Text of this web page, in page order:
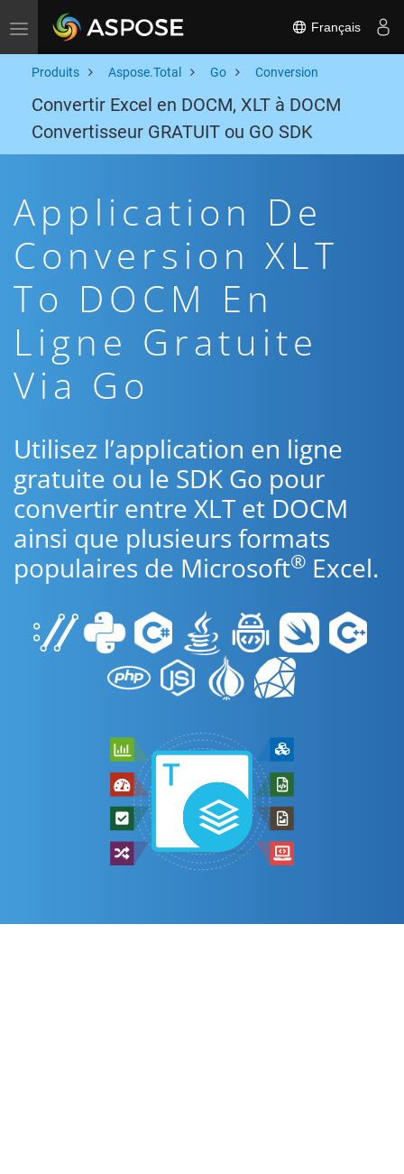
Toggle navigation Français
Produits Aspose.Total Go Conversion
Convertir Excel en DOCM, XLT à DOCM
Convertisseur GRATUIT ou GO SDK
Application De
Conversion XLT
To DOCM En
Ligne Gratuite
Via Go
Utilisez l’application en ligne
gratuite ou le SDK Go pour
convertir entre XLT et DOCM
ainsi que plusieurs formats
populaires de Microsoft® Excel.